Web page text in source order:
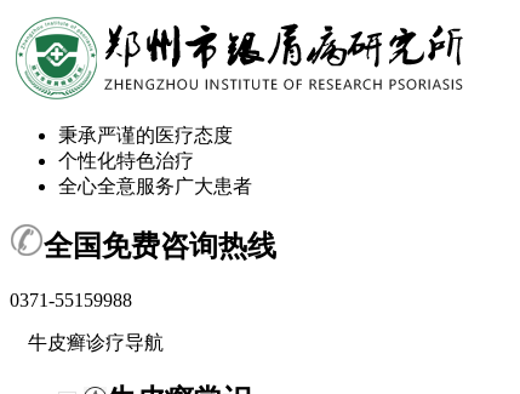
秉承严谨的医疗态度
个性化特色治疗
全心全意服务广大患者
全国免费咨询热线
0371-55159988
牛皮癣诊疗导航